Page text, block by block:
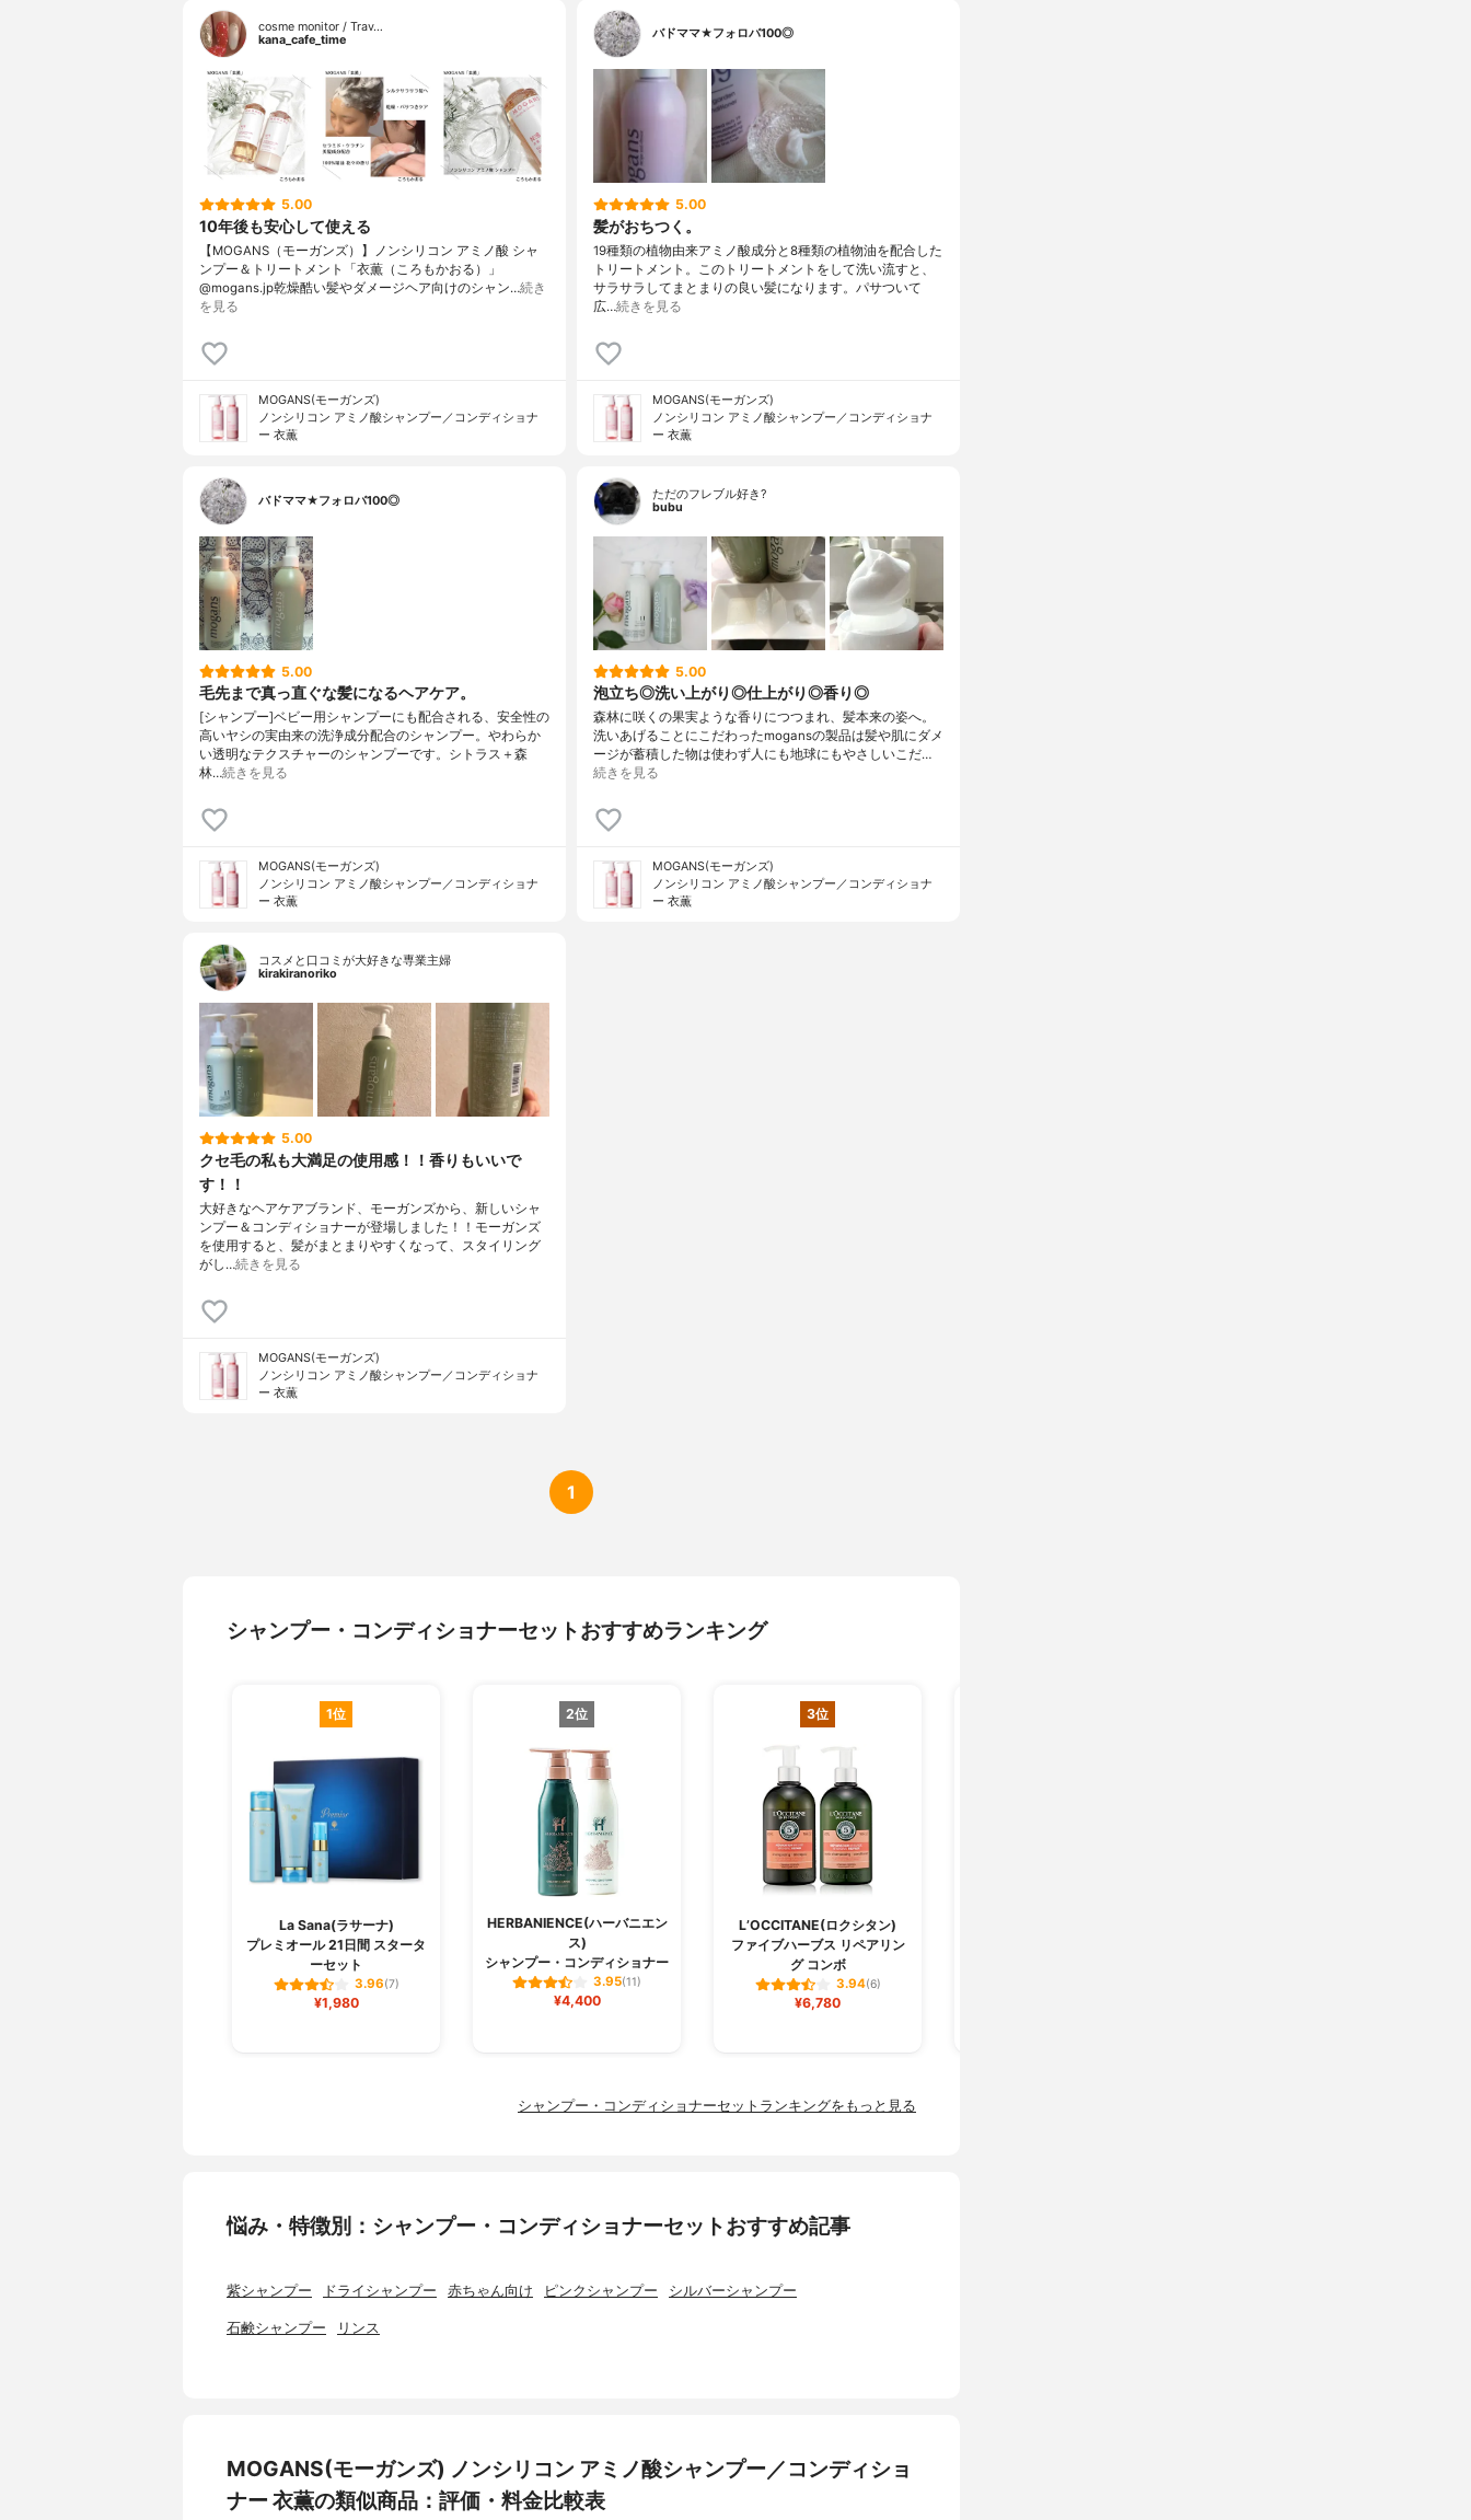
コール、フィトステロールズ、グルコノラクトン、ステアラミドプロピルジメ
チルアミン、ＰＧ、ジラウロイルグルタミン酸リシンNa、ポリクオタニウム－
１０、ジステアリルジモニウムクロリド、クオタニウム－３３、乳酸、安息香
酸Ｎａ
コンディショナーの全成分
水、水添ナタネ油アルコール、ペンチレングリコール、オクチルドデカノー
ル、ベヘニルアルコール、ラウリン酸イソアミル、ステアルトリモニウムブロ
ミド、アルガニアスピノサカルス培養エキス、ロドデンドロンフェルギネウム
葉培養細胞エキス、ヨーロッパキイチゴ種子油、セテアラミドエチルジエトニ
ウム加水分解コメタンパク、加水分解ケラチン（カシミヤヤギ）、加水分解ダ
イズタンパク、ゼイン、リシンＨＣｌ、アラニン、アルギニン、ヒスチジンＨ
Ｃｌ、セリン、プロリン、グルタミン酸、トレオニン、バリン、ロイシン、グ
リシン、レシチン、アラントイン、イソロイシン、フェニルアラニン、セラミ
ドＮＧ、セラミドＡＧ、セラミドＮＰ、セラミドＡＰ、セラミドＥＯＰ、ダイ
マージリノール酸（フィトステリル／イソステアリル／セチル／ステアリル／
ベヘニル）、イソプロパノール、カプリン酸グリセリル、ラウリン酸ポリグリ
ャスミン油、ラウリン酸ポリグリセリル－１０、ジステアリルジモニウムクロ
酸リシンＮａ、イソマルト、ベタイン、水添レシチン、ＤＰＧ、タウリン、グ
リセリン、フィトステロールズ、グルコノラクトン、ステアラミドプロピルジ
メチルアミン、ＰＧ、乳酸、安息香酸Ｎａ
cosme monitor / Trav…
kana_cafe_time
5.00
10年後も安心して使える
【MOGANS（モーガンズ）】ノンシリコン アミノ酸 シャ
ンプー＆トリートメント「衣薫（ころもかおる）」
@mogans.jp乾燥酷い髪やダメージヘア向けのシャン…続き
を見る
MOGANS(モーガンズ)
ノンシリコン アミノ酸シャンプー／コンディショナ
ー 衣薫
バドママ★フォロバ100◎
5.00
髪がおちつく。
19種類の植物由来アミノ酸成分と8種類の植物油を配合した
トリートメント。このトリートメントをして洗い流すと、
サラサラしてまとまりの良い髪になります。パサついて
広…続きを見る
MOGANS(モーガンズ)
ノンシリコン アミノ酸シャンプー／コンディショナ
ー 衣薫
バドママ★フォロバ100◎
5.00
毛先まで真っ直ぐな髪になるヘアケア。
[シャンプー]ベビー用シャンプーにも配合される、安全性の
高いヤシの実由来の洗浄成分配合のシャンプー。やわらか
い透明なテクスチャーのシャンプーです。シトラス＋森
林…続きを見る
MOGANS(モーガンズ)
ノンシリコン アミノ酸シャンプー／コンディショナ
ー 衣薫
ただのフレブル好き?
bubu
5.00
泡立ち◎洗い上がり◎仕上がり◎香り◎
森林に咲くの果実ような香りにつつまれ、髪本来の姿へ。
洗いあげることにこだわったmogansの製品は髪や肌にダメ
ージが蓄積した物は使わず人にも地球にもやさしいこだ…
続きを見る
MOGANS(モーガンズ)
ノンシリコン アミノ酸シャンプー／コンディショナ
ー 衣薫
コスメと口コミが大好きな専業主婦
kirakiranoriko
5.00
クセ毛の私も大満足の使用感！！香りもいいで
す！！
大好きなヘアケアブランド、モーガンズから、新しいシャ
ンプー＆コンディショナーが登場しました！！モーガンズ
を使用すると、髪がまとまりやすくなって、スタイリング
がし…続きを見る
MOGANS(モーガンズ)
ノンシリコン アミノ酸シャンプー／コンディショナ
ー 衣薫
1
シャンプー・コンディショナーセットおすすめランキング
1位
La Sana(ラサーナ)
プレミオール 21日間 スタータ
ーセット
3.96(7)
¥1,980
2位
HERBANIENCE(ハーバニエン
ス)
シャンプー・コンディショナー
3.95(11)
¥4,400
3位
L’OCCITANE(ロクシタン)
ファイブハーブス リペアリン
グ コンボ
3.94(6)
¥6,780
シャンプー・コンディショナーセットランキングをもっと見る
悩み・特徴別：シャンプー・コンディショナーセットおすすめ記事
紫シャンプー ドライシャンプー 赤ちゃん向け ピンクシャンプー シルバーシャンプー
石鹸シャンプー リンス
MOGANS(モーガンズ) ノンシリコン アミノ酸シャンプー／コンディショ
ナー 衣薫の類似商品：評価・料金比較表